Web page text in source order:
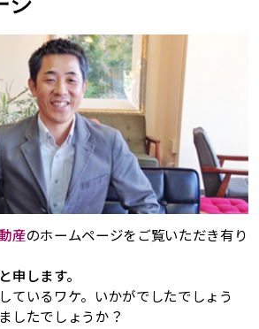
産のホームページをご覧いただき有り
申します。
ているワケ。いかがでしたでしょう
したでしょうか？